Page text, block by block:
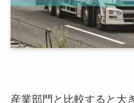
産業部門と比較すると大